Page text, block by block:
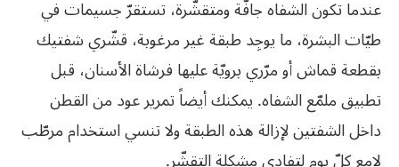
عندما تكون الشفاه جافّة ومتقشّرة، تستقرّ جسيمات في
طيّات البشرة، ما يوجِد طبقة غير مرغوبة، قشّري شفتيك
بقطعة قماش أو مرّري برويّة عليها فرشاة الأسنان، قبل
تطبيق ملمّع الشفاه. يمكنك أيضاً تمرير عود من القطن
داخل الشفتين لإزالة هذه الطبقة ولا تنسي استخدام مرطّب